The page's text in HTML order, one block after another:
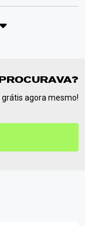
agora mesmo!